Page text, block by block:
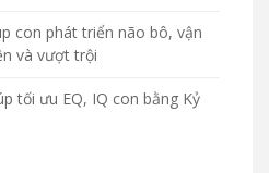
con phát triển não bô, vận
và vượt trội
tối ưu EQ, IQ con bằng Kỷ